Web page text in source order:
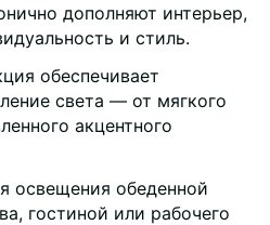
дополняют интерьер,
и стиль.
обеспечивает
света — от мягкого
акцентного
освещения обеденной
гостиной или рабочего